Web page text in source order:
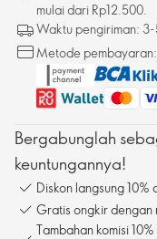
mulai dari Rp12.500.
Waktu pengiriman:
Metode pembayaran:
Bergabunglah
keuntungannya!
Diskon langsung
Gratis ongkir dengan
Tambahan komisi